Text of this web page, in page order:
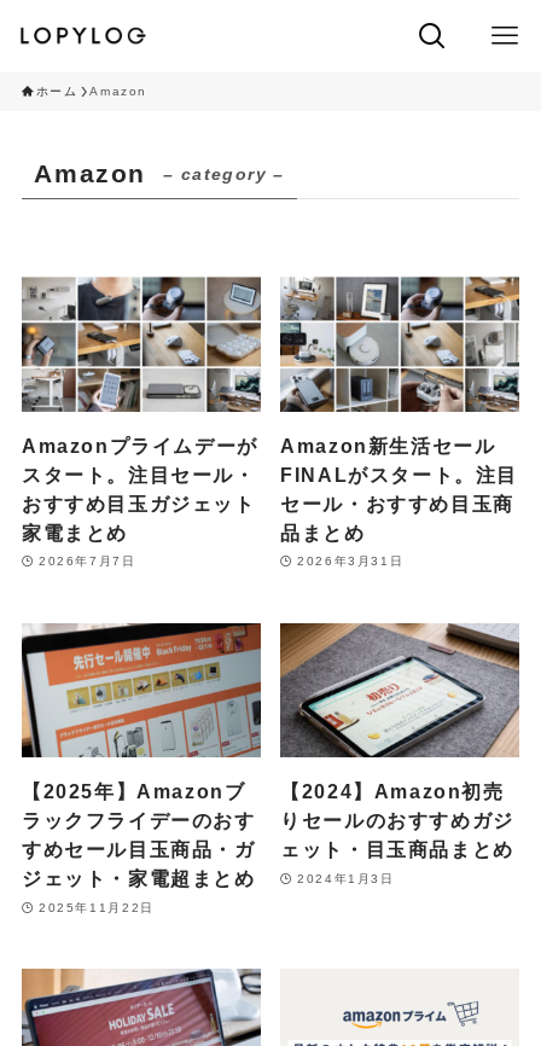
ホーム Amazon
Amazon – category –
Amazonプライムデーが
スタート。注目セール・
おすすめ目玉ガジェット
家電まとめ
2026年7月7日
Amazon新生活セール
FINALがスタート。注目
セール・おすすめ目玉商
品まとめ
2026年3月31日
【2025年】Amazonブ
ラックフライデーのおす
すめセール目玉商品・ガ
ジェット・家電超まとめ
2025年11月22日
【2024】Amazon初売
りセールのおすすめガジ
ェット・目玉商品まとめ
2024年1月3日